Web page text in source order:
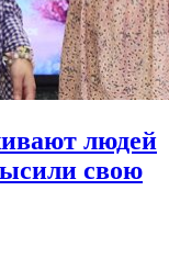
людей
свою